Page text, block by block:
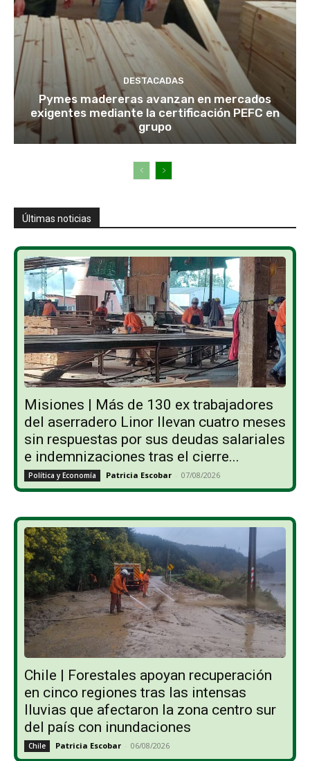
DESTACADAS
Pymes madereras avanzan en mercados
exigentes mediante la certificación PEFC en
grupo
Últimas noticias
Misiones | Más de 130 ex trabajadores
del aserradero Linor llevan cuatro meses
sin respuestas por sus deudas salariales
e indemnizaciones tras el cierre...
Política y Economía Patricia Escobar - 07/08/2026
Chile | Forestales apoyan recuperación
en cinco regiones tras las intensas
lluvias que afectaron la zona centro sur
del país con inundaciones
Chile Patricia Escobar - 06/08/2026